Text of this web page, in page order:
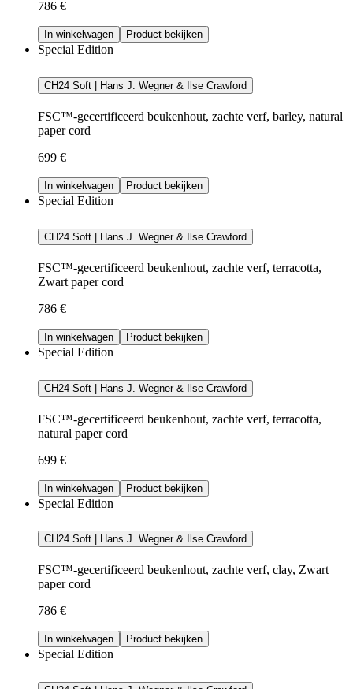
786 €
In winkelwagen Product bekijken
Special Edition
CH24 Soft | Hans J. Wegner & Ilse Crawford
FSC™-gecertificeerd beukenhout, zachte verf, barley, natural
paper cord
699 €
In winkelwagen Product bekijken
Special Edition
CH24 Soft | Hans J. Wegner & Ilse Crawford
FSC™-gecertificeerd beukenhout, zachte verf, terracotta,
Zwart paper cord
786 €
In winkelwagen Product bekijken
Special Edition
CH24 Soft | Hans J. Wegner & Ilse Crawford
FSC™-gecertificeerd beukenhout, zachte verf, terracotta,
natural paper cord
699 €
In winkelwagen Product bekijken
Special Edition
CH24 Soft | Hans J. Wegner & Ilse Crawford
FSC™-gecertificeerd beukenhout, zachte verf, clay, Zwart
paper cord
786 €
In winkelwagen Product bekijken
Special Edition